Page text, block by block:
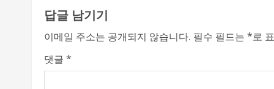
i
n
u
답글 남기기
이메일 주소는 공개되지 않습니다. 필수 필드는 *로
댓글 *